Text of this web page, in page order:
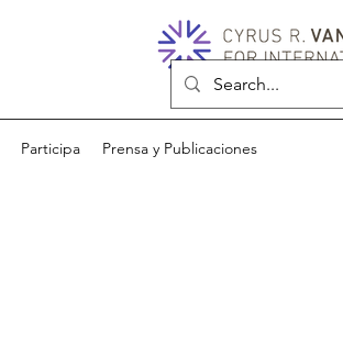
Participa Prensa y Publicaciones